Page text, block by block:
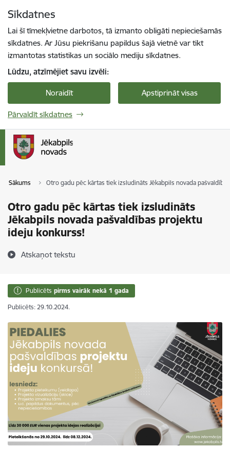
Sīkdatnes
Lai šī tīmekļvietne darbotos, tā izmanto obligāti nepieciešamās
sīkdatnes. Ar Jūsu piekrišanu papildus šajā vietnē var tikt
izmantotas statistikas un sociālo mediju sīkdatnes.
Lūdzu, atzīmējiet savu izvēli:
Noraidīt Apstiprināt visas
Pārvaldīt sīkdatnes
Sākums Otro gadu pēc kārtas tiek izsludināts Jēkabpils novada
Otro gadu pēc kārtas tiek izsludināts
Jēkabpils novada pašvaldības projektu
ideju konkurss!
Atskaņot tekstu
Publicēts pirms vairāk nekā 1 gada
Publicēts: 29.10.2024.